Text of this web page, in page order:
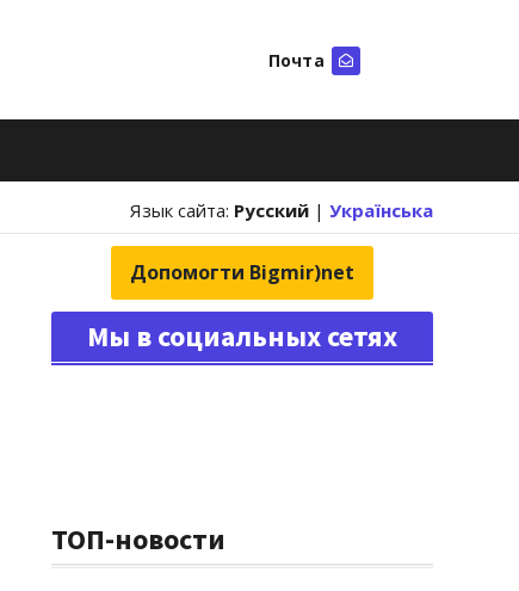
Почта
Язык сайта: Русский | Українська
Допомогти Bigmir)net
Мы в социальных сетях
ТОП-новости